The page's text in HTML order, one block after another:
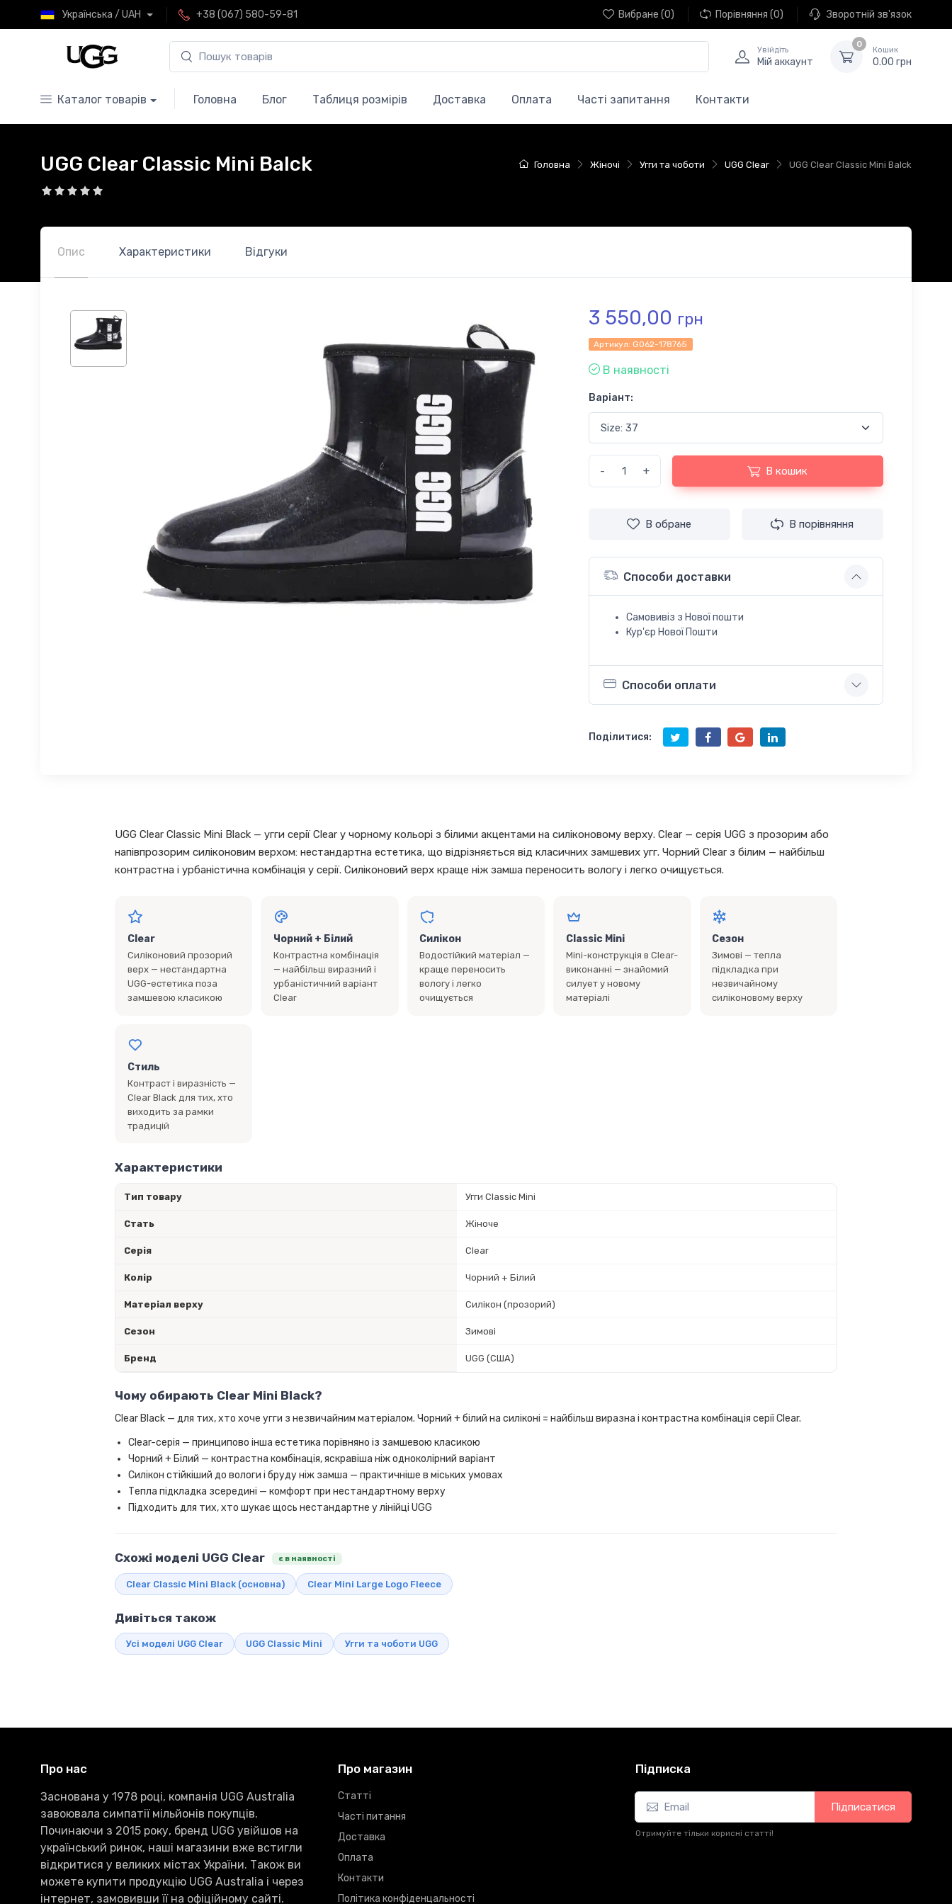
Українська / UAH +38 (067) 580-59-81 Вибране (0) Порівняння (0) Зворотній зв'язок
Увійдіть
Мій аккаунт
0
Кошик
0.00 грн
Каталог товарів Головна Блог Таблиця розмірів Доставка Оплата Часті запитання Контакти
Головна Жіночі Угги та чоботи UGG Clear UGG Clear Classic Mini Balck
UGG Clear Classic Mini Balck
Опис Характеристики Відгуки
3 550,00 грн
Артикул: G062-178765
В наявності
Варіант:
- + В кошик
В обране В порівняння
Способи доставки
Самовивіз з Нової пошти
Кур'єр Нової Пошти
Способи оплати
Поділитися:
UGG Clear Classic Mini Black — угги серії Clear у чорному кольорі з білими акцентами на силіконовому верху. Clear — серія UGG з прозорим або
напівпрозорим силіконовим верхом: нестандартна естетика, що відрізняється від класичних замшевих угг. Чорний Clear з білим — найбільш
контрастна і урбаністична комбінація у серії. Силіконовий верх краще ніж замша переносить вологу і легко очищується.
Clear
Силіконовий прозорий
верх — нестандартна
UGG-естетика поза
замшевою класикою
Чорний + Білий
Контрастна комбінація
— найбільш виразний і
урбаністичний варіант
Clear
Силікон
Водостійкий матеріал —
краще переносить
вологу і легко
очищується
Classic Mini
Mini-конструкція в Clear-
виконанні — знайомий
силует у новому
матеріалі
Сезон
Зимові — тепла
підкладка при
незвичайному
силіконовому верху
Стиль
Контраст і виразність —
Clear Black для тих, хто
виходить за рамки
традицій
Характеристики
Тип товару Угги Classic Mini
Стать Жіноче
Серія Clear
Колір Чорний + Білий
Матеріал верху Силікон (прозорий)
Сезон Зимові
Бренд UGG (США)
Чому обирають Clear Mini Black?
Clear Black — для тих, хто хоче угги з незвичайним матеріалом. Чорний + білий на силіконі = найбільш виразна і контрастна комбінація серії Clear.
Clear-серія — принципово інша естетика порівняно із замшевою класикою
Чорний + Білий — контрастна комбінація, яскравіша ніж одноколірний варіант
Силікон стійкіший до вологи і бруду ніж замша — практичніше в міських умовах
Тепла підкладка зсередині — комфорт при нестандартному верху
Підходить для тих, хто шукає щось нестандартне у лінійці UGG
Схожі моделі UGG Clear є в наявності
Clear Classic Mini Black (основна) Clear Mini Large Logo Fleece
Дивіться також
Усі моделі UGG Clear UGG Classic Mini Угги та чоботи UGG
Про нас
Заснована у 1978 році, компанія UGG Australia
завоювала симпатії мільйонів покупців.
Починаючи з 2015 року, бренд UGG увійшов на
український ринок, наші магазини вже встигли
відкритися у великих містах України. Також ви
можете купити продукцію UGG Australia і через
інтернет, замовивши її на офіційному сайті.
Про магазин
Статті
Часті питання
Доставка
Оплата
Контакти
Політика конфіденцальності
Підписка
Підписатися
Отримуйте тільки корисні статті!